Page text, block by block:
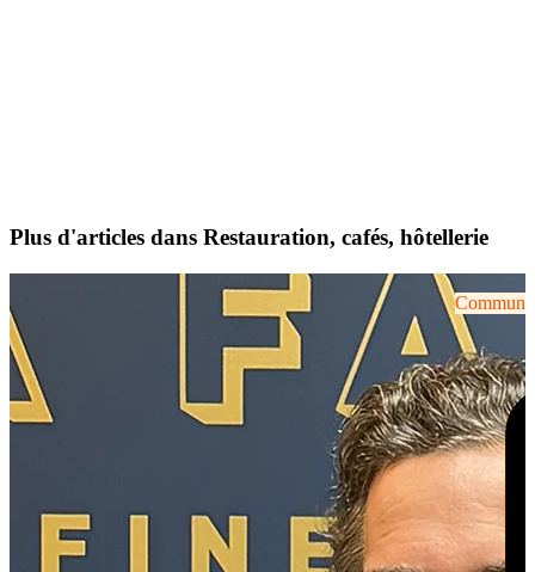
Plus d'articles dans Restauration, cafés, hôtellerie